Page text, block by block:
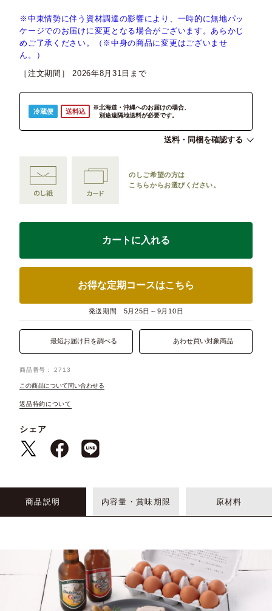
※中東情勢に伴う資材調達の影響により、一時的に無地パッ
ケージでのお届けに変更となる場合がございます。あらかじ
めご了承ください。（※中身の商品に変更はございませ
ん。）
［注文期間］
2026年8月31日
冷蔵便 送料込
※北海道・沖縄へのお届けの場合、
別途遠隔地送料が必要です。
送料・同梱を確認する
のしご希望の方は
こちらからお選びください。
カートに入れる
お得な定期コースはこちら
発送期間 5月25日～9月10日
最短お届け日を調べる あわせ買い対象商品
商品番号 2713
この商品について問い合わせる
返品特約について
シェア
商品説明 内容量・賞味期限 原材料